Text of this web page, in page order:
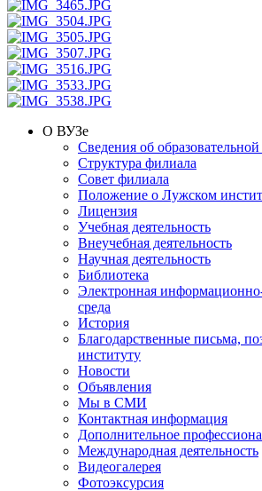
О ВУЗе
Сведения об
Структура филиала
Совет филиала
Положение о Лужском
Лицензия
Учебная деятельность
Внеучебная деятельность
Научная деятельность
Библиотека
Электронная информационно-
среда
История
Благодарственные письма,
институту
Новости
Объявления
Мы в СМИ
Контактная информация
Дополнительное
Международная деятельность
Видеогалерея
Фотоэксурсия